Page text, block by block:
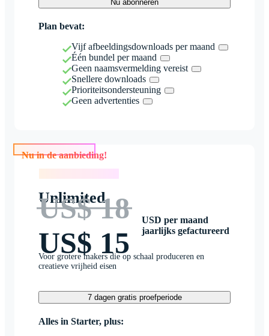
Nu abonneren
Plan bevat:
Vijf afbeeldingsdownloads per maand
Één bundel per maand
Geen naamsvermelding vereist
Snellere downloads
Prioriteitsondersteuning
Geen advertenties
Nu in de aanbieding!
Unlimited
US$ 18
US$ 15
USD per maand
jaarlijks gefactureerd
Voor grotere makers die op schaal produceren en
creatieve vrijheid eisen
7 dagen gratis proefperiode
Alles in Starter, plus: